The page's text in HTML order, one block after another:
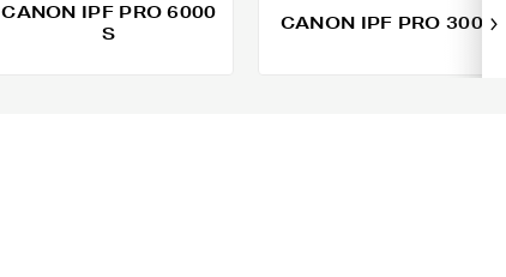
CANON IPF PRO 6000
S
CANON IPF PRO 300